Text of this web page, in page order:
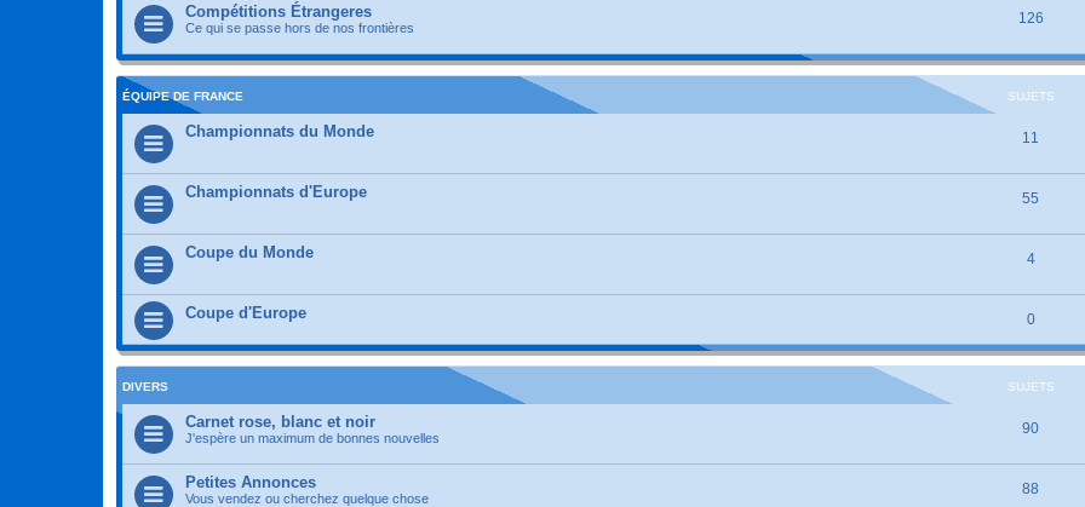
Compétitions Étrangeres
Ce qui se passe hors de nos frontières
126
ÉQUIPE DE FRANCE SUJETS
Championnats du Monde 11
Championnats d'Europe 55
Coupe du Monde 4
Coupe d'Europe 0
DIVERS SUJETS
Carnet rose, blanc et noir
J'espère un maximum de bonnes nouvelles
90
Petites Annonces
Vous vendez ou cherchez quelque chose
88